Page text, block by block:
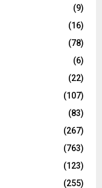
(9)
(16)
(78)
(6)
(22)
(107)
(83)
(267)
(763)
(123)
(255)